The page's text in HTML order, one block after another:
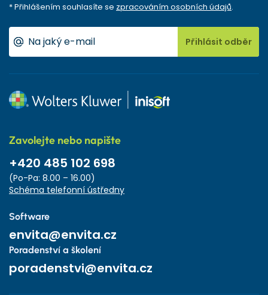
* Přihlášením souhlasíte se zpracováním osobních údajů.
Přihlásit odběr
Zavolejte nebo napište
+420 485 102 698
(Po-Pa: 8.00 – 16.00)
Schéma telefonní ústředny
Software
envita@envita.cz
Poradenství a školení
poradenstvi@envita.cz